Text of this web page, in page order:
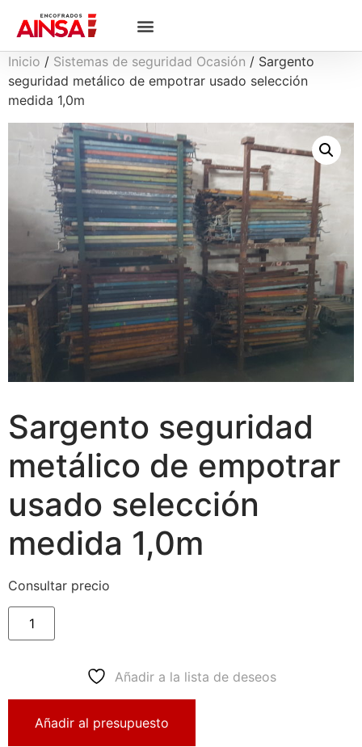
Inicio / Sistemas de seguridad Ocasión / Sargento
seguridad metálico de empotrar usado selección
medida 1,0m
Sargento seguridad
metálico de empotrar
usado selección
medida 1,0m
Consultar precio
Añadir a la lista de deseos
Añadir al presupuesto